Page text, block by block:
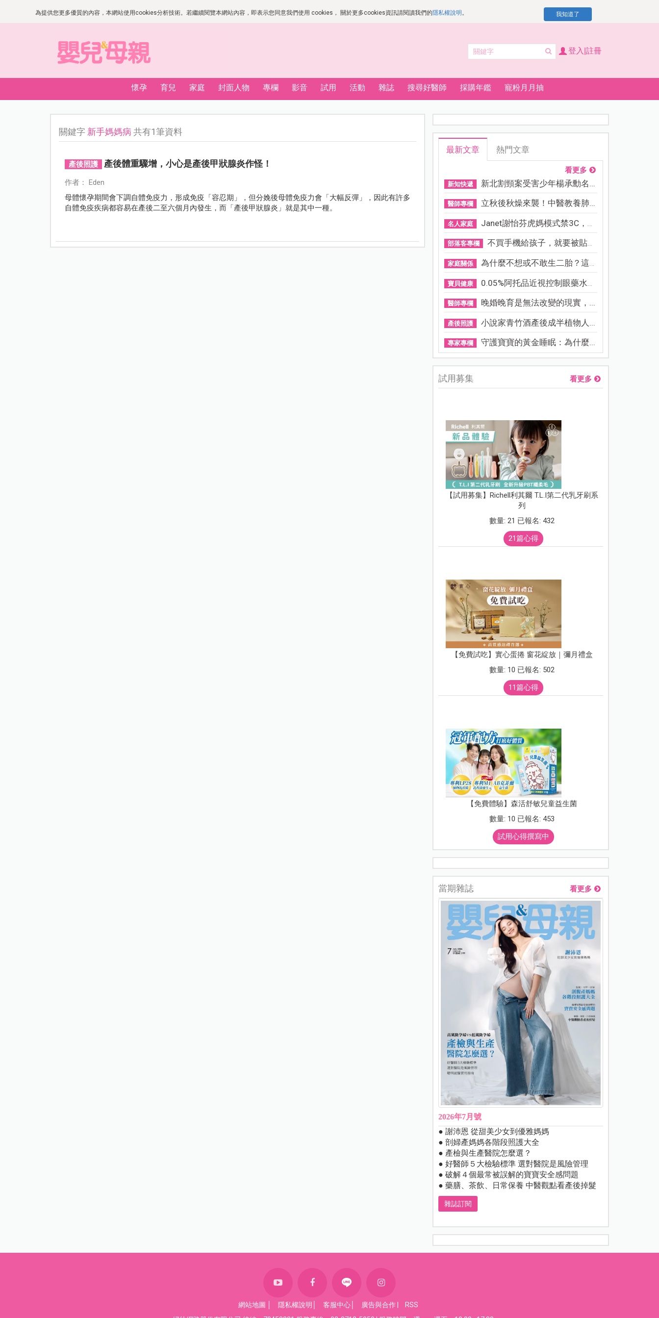
為提供您更多優質的內容，本網站使用cookies分析技術。若繼續閱覽本網站內容，即表示您同意我們使用 cookies， 關於更多cookies資訊請閱讀我們的隱私權說明 。 我知道了
登入|註冊
懷孕 育兒 家庭 封面人物 專欄 影音 試用 活動 雜誌 搜尋好醫師 採購年鑑 寵粉月月抽
關鍵字 新手媽媽病 共有1筆資料
產後照護 產後體重驟增，小心是產後甲狀腺炎作怪！
作者： Eden
母體懷孕期間會下調自體免疫力，形成免疫「容忍期」，但分娩後母體免疫力會「大幅反彈」，因此有許多
自體免疫疾病都容易在產後二至六個月內發生，而「產後甲狀腺炎」就是其中一種。
最新文章 熱門文章
看更多
新知快遞 新北割頸案受害少年楊承勳名...
醫師專欄 立秋後秋燥來襲！中醫教養肺...
名人家庭 Janet謝怡芬虎媽模式禁3C，看...
部落客專欄 不買手機給孩子，就要被貼「...
家庭關係 為什麼不想或不敢生二胎？這8...
寶貝健康 0.05%阿托品近視控制眼藥水納...
醫師專欄 晚婚晚育是無法改變的現實，...
產後照護 小說家青竹酒產後成半植物人...
專家專欄 守護寶寶的黃金睡眠：為什麼...
試用募集 看更多
【試用募集】Richell利其爾 T.L.I第二代乳牙刷系
列
數量: 21 已報名: 432
21篇心得
【免費試吃】實心蛋捲 窗花綻放｜彌月禮盒
數量: 10 已報名: 502
11篇心得
【免費體驗】森活舒敏兒童益生菌
數量: 10 已報名: 453
試用心得撰寫中
當期雜誌 看更多
2026年7月號
● 謝沛恩 從甜美少女到優雅媽媽
● 剖婦產媽媽各階段照護大全
● 產檢與生產醫院怎麼選？
● 好醫師５大檢驗標準 選對醫院是風險管理
● 破解４個最常被誤解的寶寶安全感問題
● 藥膳、茶飲、日常保養 中醫觀點看產後掉髮
雜誌訂閱
網站地圖 隱私權說明 客服中心 廣告與合作
RSS